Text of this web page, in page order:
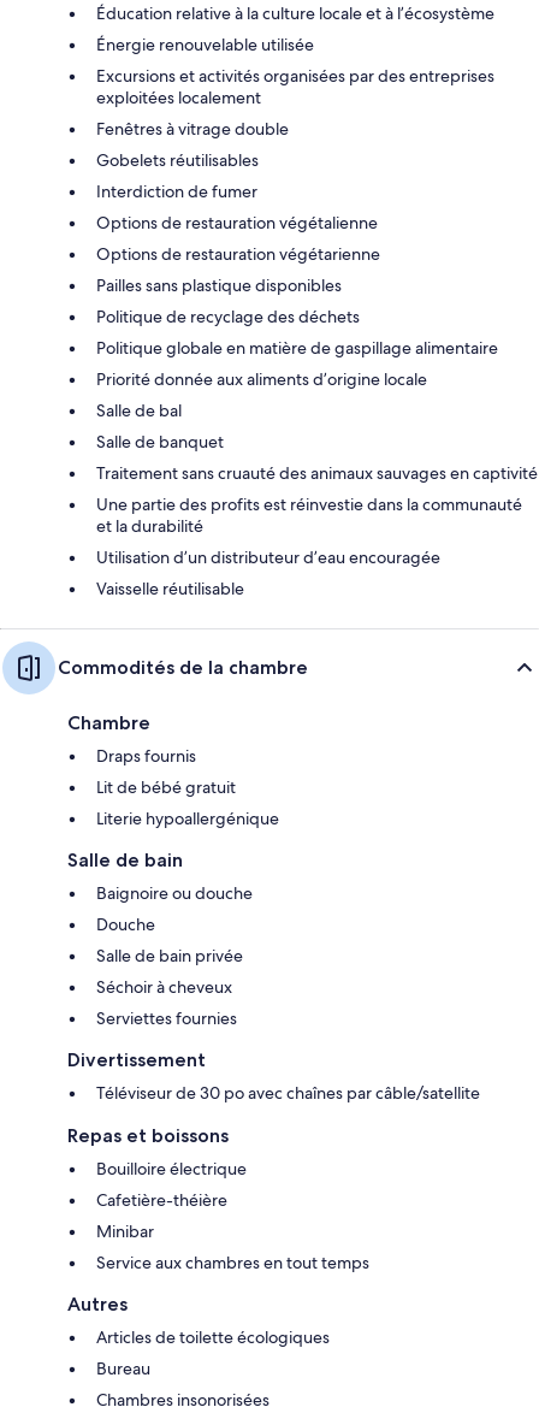
Éducation relative à la culture locale et à l’écosystème
Énergie renouvelable utilisée
Excursions et activités organisées par des entreprises
exploitées localement
Fenêtres à vitrage double
Gobelets réutilisables
Interdiction de fumer
Options de restauration végétalienne
Options de restauration végétarienne
Pailles sans plastique disponibles
Politique de recyclage des déchets
Politique globale en matière de gaspillage alimentaire
Priorité donnée aux aliments d’origine locale
Salle de bal
Salle de banquet
Traitement sans cruauté des animaux sauvages en captivité
Une partie des profits est réinvestie dans la communauté
et la durabilité
Utilisation d’un distributeur d’eau encouragée
Vaisselle réutilisable
Commodités de la chambre
Chambre
Draps fournis
Lit de bébé gratuit
Literie hypoallergénique
Salle de bain
Baignoire ou douche
Douche
Salle de bain privée
Séchoir à cheveux
Serviettes fournies
Divertissement
Téléviseur de 30 po avec chaînes par câble/satellite
Repas et boissons
Bouilloire électrique
Cafetière-théière
Minibar
Service aux chambres en tout temps
Autres
Articles de toilette écologiques
Bureau
Chambres insonorisées